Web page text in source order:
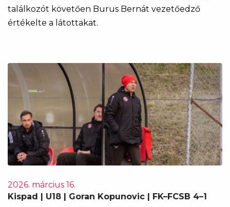
találkozót követően Burus Bernát vezetőedző
értékelte a látottakat.
2026. március 16.
Kispad | U18 | Goran Kopunovic | FK–FCSB 4–1